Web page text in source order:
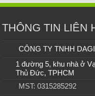
THÔNG TIN LIÊN
CÔNG TY TNHH
1 đường 5, khu nhà ở
Thủ Đức, TPHCM
MST: 0315285292